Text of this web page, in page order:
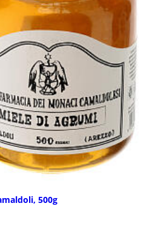
500g